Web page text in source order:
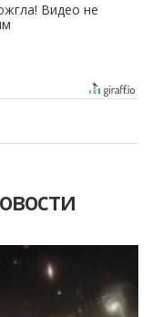
Видео не